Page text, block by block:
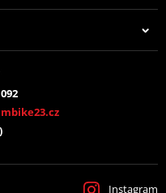
Instagram